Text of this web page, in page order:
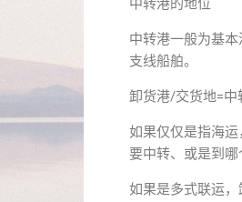
中转港的地位
中转港一般为基
支线船舶。
卸货港/交货地=中
如果仅仅是指海
要中转、或是到哪
如果是多式联运